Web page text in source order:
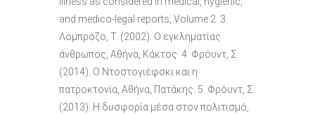
and medico-legal reports, Volume 2. 3.
Λομπρόζο, Τ. (2002). Ο εγκληματίας
άνθρωπος, Αθήνα, Κάκτος. 4. Φρόυντ, Σ.
(2014). Ο Ντοστογιέφσκι και η
πατροκτονία, Αθήνα, Πατάκης. 5. Φρόυντ, Σ.
(2013). Η δυσφορία μέσα στον πολιτισμό,